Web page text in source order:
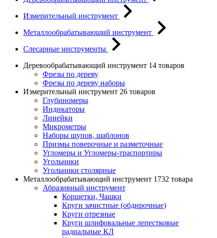
Измерительный инструмент
Металлообрабатывающий инструмент
Слесарные инструменты
Деревообрабатывающий инструмент 14 товаров
Фрезы по дереву
Фрезы по дереву наборы
Измерительный инструмент 26 товаров
Глубиномеры
Индикаторы
Линейки
Микрометры
Наборы щупов, шаблонов
Призмы поверочные и разметочные
Угломеры и Угломеры-траспортиры
Угольники
Угольники столярные
Металлообрабатывающий инструмент 1732 товара
Абразивный инструмент
Корщетки, Чашки
Круги зачистные (обдирочные)
Круги отрезные
Круги шлифовальные лепестковые
радиальные КЛ